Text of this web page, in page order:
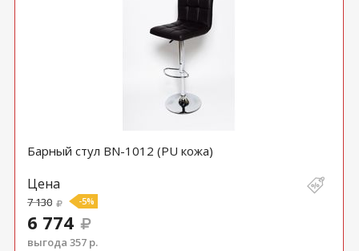
Барный стул BN-1012 (PU кожа)
Цена
7 130 -5%
6 774
выгода 357 р.